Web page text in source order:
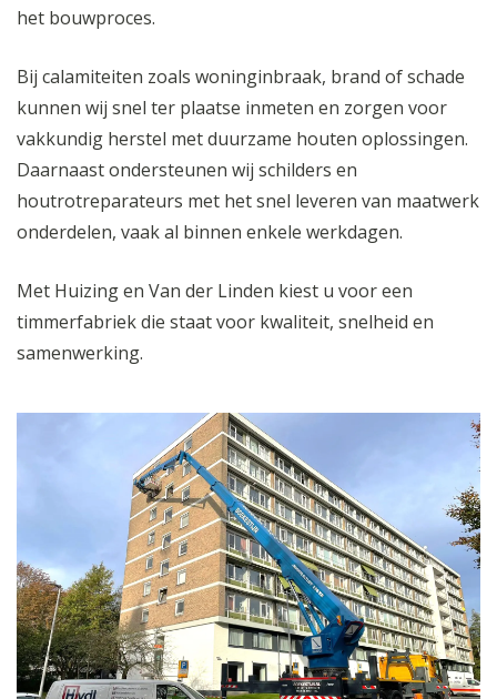
het bouwproces.
Bij calamiteiten zoals woninginbraak, brand of schade
kunnen wij snel ter plaatse inmeten en zorgen voor
vakkundig herstel met duurzame houten oplossingen.
Daarnaast ondersteunen wij schilders en
houtrotreparateurs met het snel leveren van maatwerk
onderdelen, vaak al binnen enkele werkdagen.
Met Huizing en Van der Linden kiest u voor een
timmerfabriek die staat voor kwaliteit, snelheid en
samenwerking.